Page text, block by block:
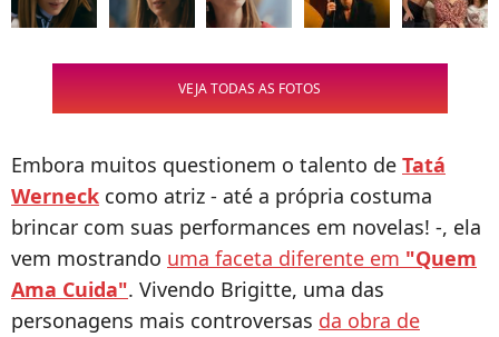
VEJA TODAS AS FOTOS
Embora muitos questionem o talento de Tatá
Werneck como atriz - até a própria costuma
brincar com suas performances em novelas! -, ela
vem mostrando uma faceta diferente em "Quem
Ama Cuida". Vivendo Brigitte, uma das
personagens mais controversas da obra de